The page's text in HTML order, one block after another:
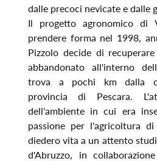
dalle precoci nevicate e dalle
Il progetto agronomico di
prendere forma nel 1998,
Pizzolo decide di
abbandonato all'interno
trova a pochi km dalla
provincia di Pescara.
dell'ambiente in cui era
passione per l'agricoltura
diedero vita a un attento
d'Abruzzo, in